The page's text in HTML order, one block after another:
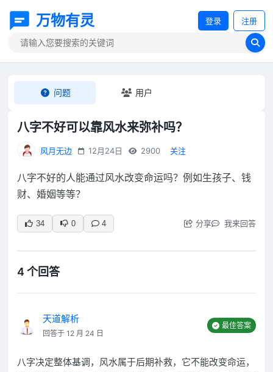
万物有灵 登录 注册
问题 用户
八字不好可以靠风水来弥补吗？
风月无边 12月24日 2900 关注
八字不好的人能通过风水改变命运吗？例如生孩子、钱
财、婚姻等等？
34 0 4 分享 我来回答
4 个回答
天道解析
回答于 12 月 24 日
最佳答案
八字决定整体基调，风水属于后期补救，它不能改变命运，